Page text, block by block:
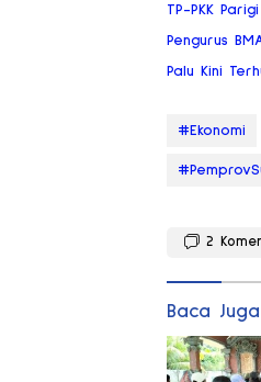
TP-PKK
Pengurus
Palu Kini
#Ekonomi
2
Baca Juga